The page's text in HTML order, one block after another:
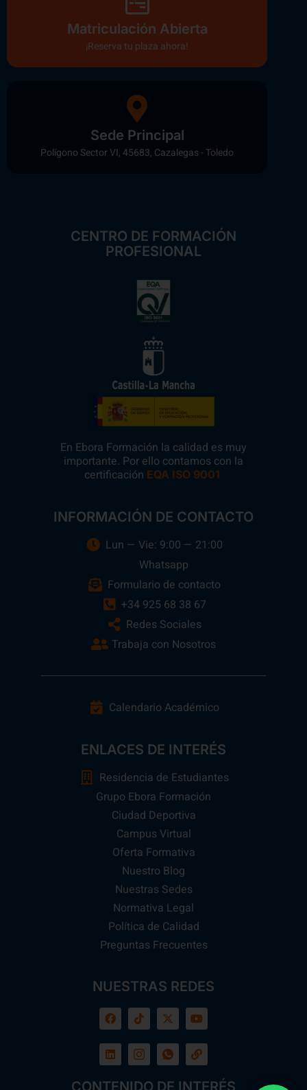
Matriculación Abierta
¡Reserva tu plaza ahora!
Sede Principal
Polígono Sector VI, 45683, Cazalegas - Toledo
CENTRO DE FORMACIÓN
PROFESIONAL
En Ebora Formación la calidad es muy
importante. Por ello contamos con la
certificación EQA ISO 9001
INFORMACIÓN DE CONTACTO
Lun — Vie: 9:00 — 21:00
Whatsapp
Formulario de contacto
+34 925 68 38 67
Redes Sociales
Trabaja con Nosotros
Calendario Académico
ENLACES DE INTERÉS
Residencia de Estudiantes
Grupo Ebora Formación
Ciudad Deportiva
Campus Virtual
Oferta Formativa
Nuestro Blog
Nuestras Sedes
Normativa Legal
Política de Calidad
Preguntas Frecuentes
NUESTRAS REDES
CONTENIDO DE INTERÉS